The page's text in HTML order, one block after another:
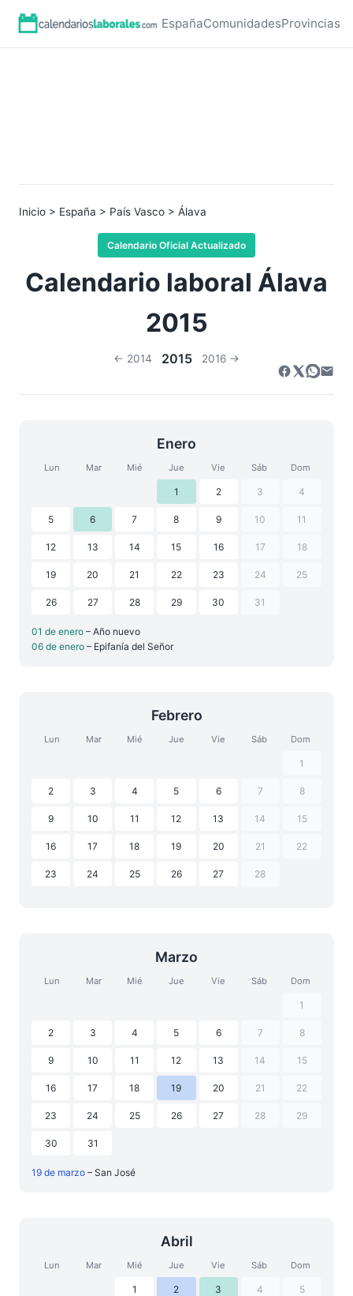
EspañaComunidadesProvincias
Inicio > España > País Vasco > Álava
Calendario Oficial Actualizado
Calendario laboral Álava
2015
← 2014 2015 2016 →
Enero
Lun Mar Mié Jue Vie Sáb Dom
1 2 3 4
5 6 7 8 9 10 11
12 13 14 15 16 17 18
19 20 21 22 23 24 25
26 27 28 29 30 31
01 de enero – Año nuevo
06 de enero – Epifanía del Señor
Febrero
Lun Mar Mié Jue Vie Sáb Dom
1
2 3 4 5 6 7 8
9 10 11 12 13 14 15
16 17 18 19 20 21 22
23 24 25 26 27 28
Marzo
Lun Mar Mié Jue Vie Sáb Dom
1
2 3 4 5 6 7 8
9 10 11 12 13 14 15
16 17 18 19 20 21 22
23 24 25 26 27 28 29
30 31
19 de marzo – San José
Abril
Lun Mar Mié Jue Vie Sáb Dom
1 2 3 4 5